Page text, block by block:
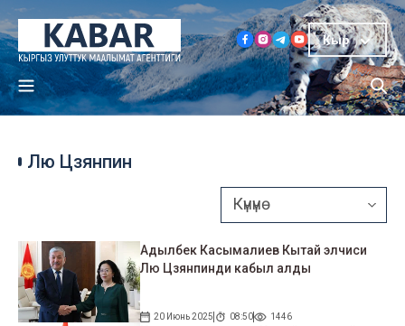
Кыр
Лю Цзянпин
Адылбек Касымалиев Кытай элчиси
Лю Цзянпинди кабыл алды
20 Июнь 2025 08:50 1446